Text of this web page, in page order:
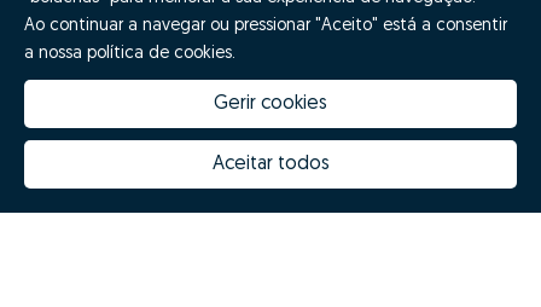
Ao continuar a navegar ou pressionar "Aceito" está a consentir
a nossa política de cookies.
Gerir cookies
Aceitar todos